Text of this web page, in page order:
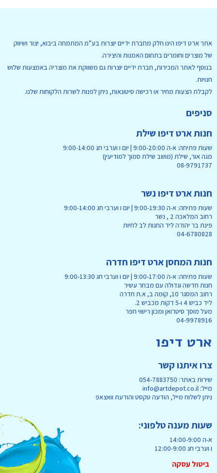
אתר ארט דיפו הינו חלק מחברת ידיים יוצרות בע”מ המתמחה ביבוא, יצור ושיווק
של מוצרים וחומרים בתחום האמנות והיצירה.
בנוסף לאתר המכירות, חברת ידיים יוצרות גם משווקת את מוצריה באמצעות שלוש
חנויות.
לקבלת הצעות מחיר או רכישה סיטונאות, ניתן לפנות לשרות הלקוחות שלנו.
סניפים
חנות ארט דיפו שילת
שעות פתיחה: א-ה 9:00-20:00 | יום ו וערבי חג 9:00-14:00
מגה אור, שילת (מושב שילת סמוך למודיעין)
08-9791737
חנות ארט דיפו נשר
שעות פתיחה: א-ה 9:00-19:30 | יום ו וערבי חג 9:00-14:00
רחוב המלאכה 2 , נשר
פינת בר יהודה ליד החנות לב לחיות
04-6780828
חנות המחסן ארט דיפו חדרה
שעות פתיחה: א-ה 9:00-17:00 | יום ו וערבי חג 9:00-13:30
חנות חדשה וגדולה עם מבחר עשיר
רחוב המסגר 10, קומה ב, א.ת חדרה
ליד כביש 4 ו-5 דקות מכביש 2.
מעל מוסך סיטרואן ומכון רישוי חפר
04-9978916
ארט דיפו
צרו איתנו קשר
שירות באתר: 054-7883750
מייל: info@artdepot.co.il
ניתן לשלוח מייל, הודעה טקסט והודעת וואצאפ
שעות מענה טלפוני:
א-ה 14:00-9:00
ו וערבי חג 12:00-9:00
ביטול עסקה